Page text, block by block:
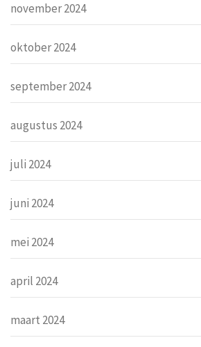
november 2024
oktober 2024
september 2024
augustus 2024
juli 2024
juni 2024
mei 2024
april 2024
maart 2024